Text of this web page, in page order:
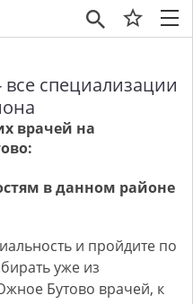
×
специализации
врачей на
в данном районе
и пройдите по
уже из
Бутово врачей, к